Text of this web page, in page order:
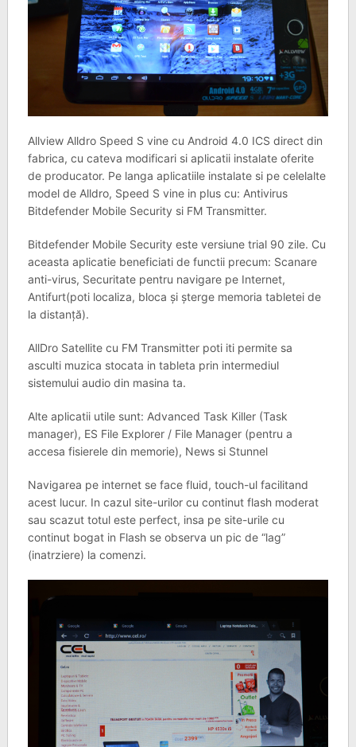
Allview Alldro Speed S vine cu Android 4.0 ICS direct din
fabrica, cu cateva modificari si aplicatii instalate oferite
de producator. Pe langa aplicatiile instalate si pe celelalte
model de Alldro, Speed S vine in plus cu: Antivirus
Bitdefender Mobile Security si FM Transmitter.
Bitdefender Mobile Security este versiune trial 90 zile. Cu
aceasta aplicatie beneficiati de functii precum: Scanare
anti-virus, Securitate pentru navigare pe Internet,
Antifurt(poti localiza, bloca și șterge memoria tabletei de
la distanță).
AllDro Satellite cu FM Transmitter poti iti permite sa
asculti muzica stocata in tableta prin intermediul
sistemului audio din masina ta.
Alte aplicatii utile sunt: Advanced Task Killer (Task
manager), ES File Explorer / File Manager (pentru a
accesa fisierele din memorie), News si Stunnel
Navigarea pe internet se face fluid, touch-ul facilitand
acest lucur. In cazul site-urilor cu continut flash moderat
sau scazut totul este perfect, insa pe site-urile cu
continut bogat in Flash se observa un pic de “lag”
(inatrziere) la comenzi.